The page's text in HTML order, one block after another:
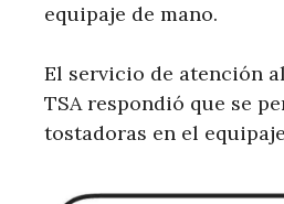
equipaje de mano.
El servicio de atención
TSA respondió que se
tostadoras en el